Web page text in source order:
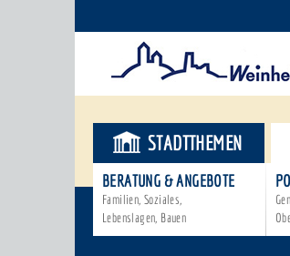
STADTTHEMEN
BERATUNG & ANGEBOTE
Familien, Soziales,
Lebenslagen, Bauen